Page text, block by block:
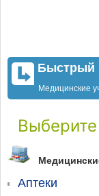
Быстрый
Медицинские
Аптеки